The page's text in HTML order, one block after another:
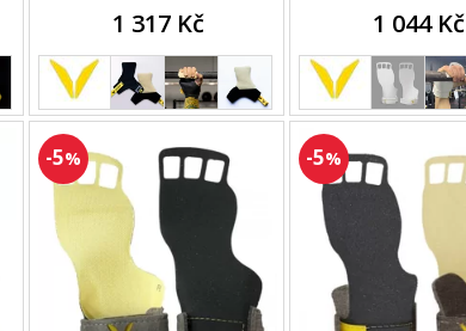
1 317 Kč 1 044 Kč
-5% -5%